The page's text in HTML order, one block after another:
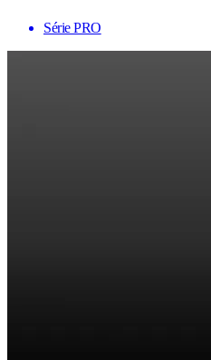
Série PRO